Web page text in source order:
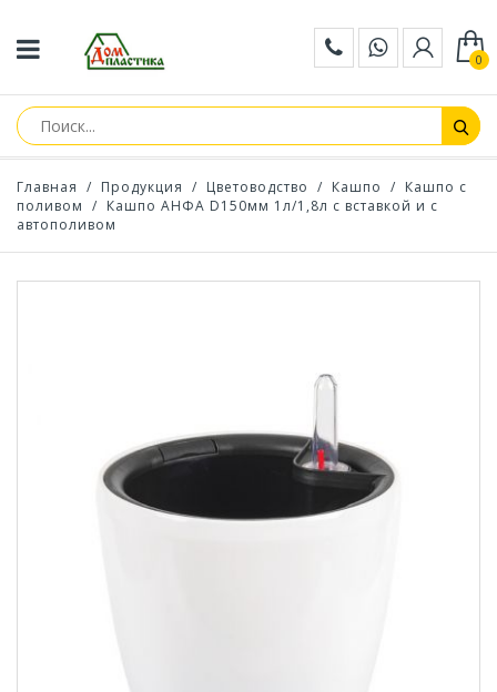
0
Главная / Продукция / Цветоводство / Кашпо / Кашпо с
поливом / Кашпо АНФА D150мм 1л/1,8л с вставкой и с
автополивом